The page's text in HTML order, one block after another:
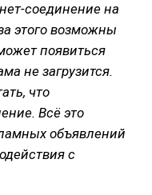
соединение на
этого возможны
появиться
не загрузится.
что
Всё это
объявлений
с